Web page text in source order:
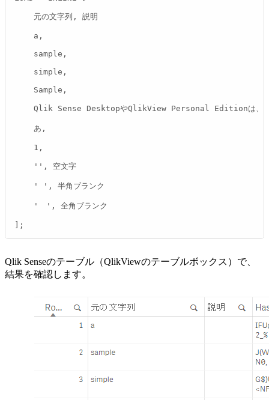
    元の文字列, 説明
    a,
    sample,
    simple,
    Sample,
Qlik Sense DesktopやQlikView Personal Editionは、無
    あ,
    1,
    '', 空文字
    ' ', 半角ブランク
    '　', 全角ブランク
];
Qlik Senseのテーブル（QlikViewのテーブルボックス）で、
結果を確認します。